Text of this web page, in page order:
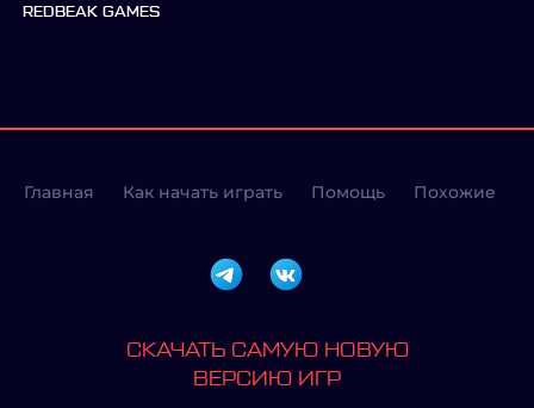
REDBEAK GAMES
Главная Как начать играть Помощь Похожие
СКАЧАТЬ САМУЮ НОВУЮ
ВЕРСИЮ ИГР